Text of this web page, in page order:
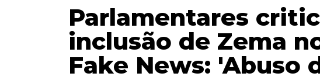
Parlamentares
inclusão de Zema
Fake News: 'Abuso